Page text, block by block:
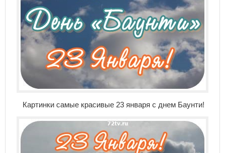
Картинки самые красивые 23 января с днем Баунти!